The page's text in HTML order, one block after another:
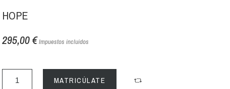
HOPE
295,00 €Impuestos incluidos
MATRICÚLATE